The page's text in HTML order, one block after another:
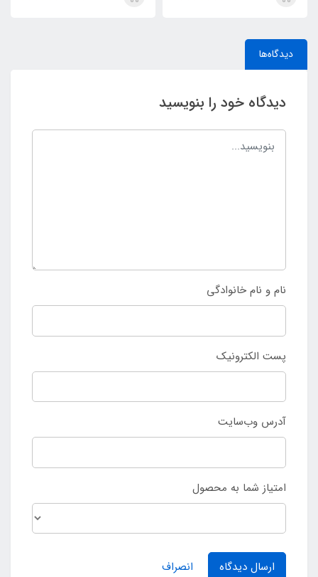
دیدگاه‌ها
دیدگاه خود را بنویسید
نام و نام خانوادگی
پست الکترونیک
آدرس وب‌سایت
امتیاز شما به محصول
ارسال دیدگاه انصراف